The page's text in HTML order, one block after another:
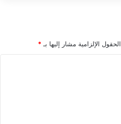
الحقول الإلزامية مشار إليها بـ *